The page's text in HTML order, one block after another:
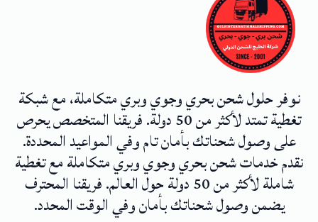
نوفر حلول شحن بحري وجوي وبري متكاملة، مع شبكة
تغطية تمتد لأكثر من 50 دولة. فريقنا المتخصص يحرص
على وصول شحناتك بأمان تام وفي المواعيد المحددة.
نقدم خدمات شحن بحري وجوي وبري متكاملة مع تغطية
شاملة لأكثر من 50 دولة حول العالم. فريقنا المحترف
يضمن وصول شحناتك بأمان وفي الوقت المحدد.